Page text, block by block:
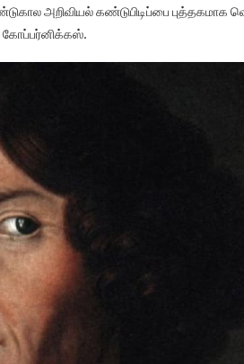
அறிவியல் கண்டுபிடிப்பை புத்தகமாக